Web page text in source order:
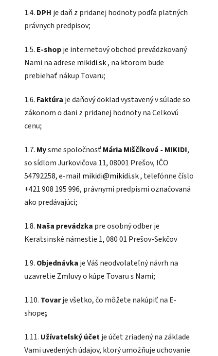
1.4. DPH je daň z pridanej hodnoty podľa platných
právnych predpisov;
1.5. E-shopje internetový obchod prevádzkovaný
Nami na adrese mikidi.sk, na ktorom bude
prebiehať nákup Tovaru;
1.6. Faktúra je daňový doklad vystavený v súlade so
zákonom o dani z pridanej hodnoty na Celkovú
cenu;
1.7. Mysme spoločnosťMária Miščíková - MIKIDI,
so sídlom Jurkovičova 11, 08001 Prešov, IČO
54792258, e-mail mikidi@mikidi.sk, telefónne číslo
+421 908 195 996, právnymi predpismi označovaná
ako predávajúci;
1.8. Naša prevádzka pre osobný odber je
Keratsinské námestie 1, 080 01 Prešov-Sekčov
1.9. Objednávka je Váš neodvolateľný návrh na
uzavretie Zmluvy o kúpe Tovaru s Nami;
1.10. Tovarje všetko, čo môžete nakúpiť na E-
shope;
1.11. Užívateľský účetje účet zriadený na základe
Vami uvedených údajov, ktorý umožňuje uchovanie